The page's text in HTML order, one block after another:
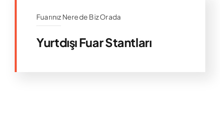
Fuarınız Nerede Biz Orada
Yurtdışı Fuar Stantları